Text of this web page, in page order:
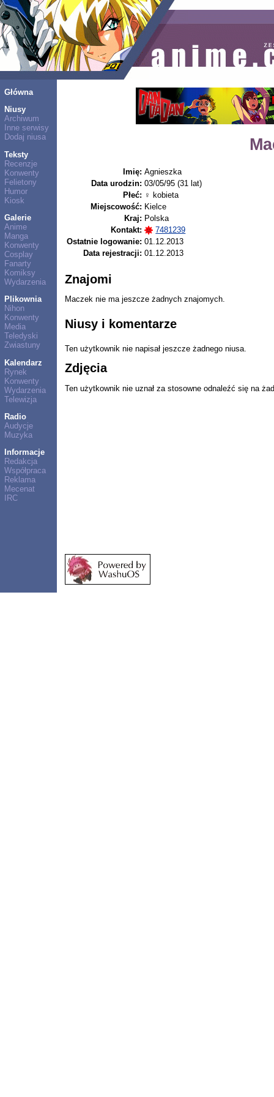
Główna
Niusy
Archiwum
Inne serwisy
Dodaj niusa
Teksty
Recenzje
Konwenty
Felietony
Humor
Kiosk
Galerie
Anime
Manga
Konwenty
Cosplay
Fanarty
Komiksy
Wydarzenia
Plikownia
Nihon
Konwenty
Media
Teledyski
Zwiastuny
Kalendarz
Rynek
Konwenty
Wydarzenia
Telewizja
Radio
Audycje
Muzyka
Informacje
Redakcja
Współpraca
Reklama
Mecenat
IRC
Imię: Agnieszka
Data urodzin: 03/05/95 (31 lat)
Płeć: ♀ kobieta
Miejscowość: Kielce
Kraj: Polska
Kontakt:
7481239
Ostatnie logowanie: 01.12.2013
Data rejestracji: 01.12.2013
Znajomi
Maczek nie ma jeszcze żadnych znajomych.
Niusy i komentarze
Ten użytkownik nie napisał jeszcze żadnego niusa.
Zdjęcia
Ten użytkownik nie uznał za stosowne odnaleźć się na